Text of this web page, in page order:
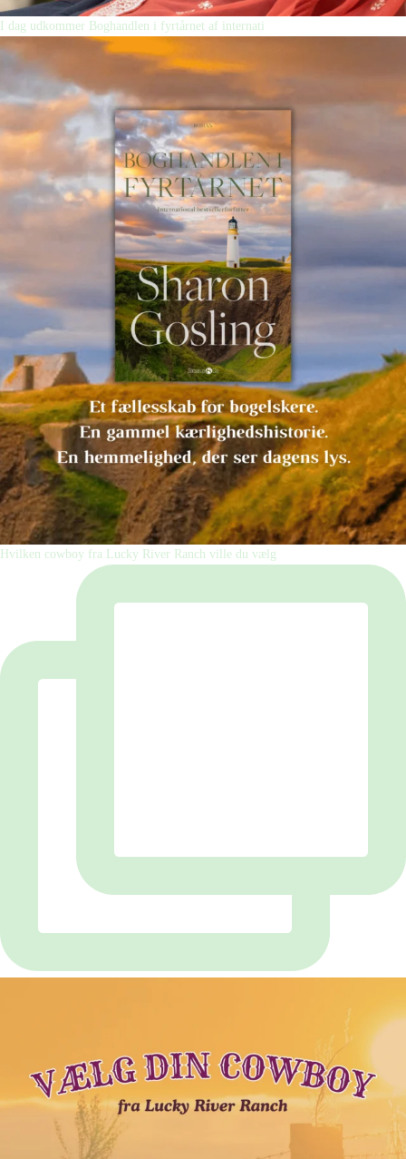
I dag udkommer Boghandlen i fyrtårnet af internati
Hvilken cowboy fra Lucky River Ranch ville du vælg